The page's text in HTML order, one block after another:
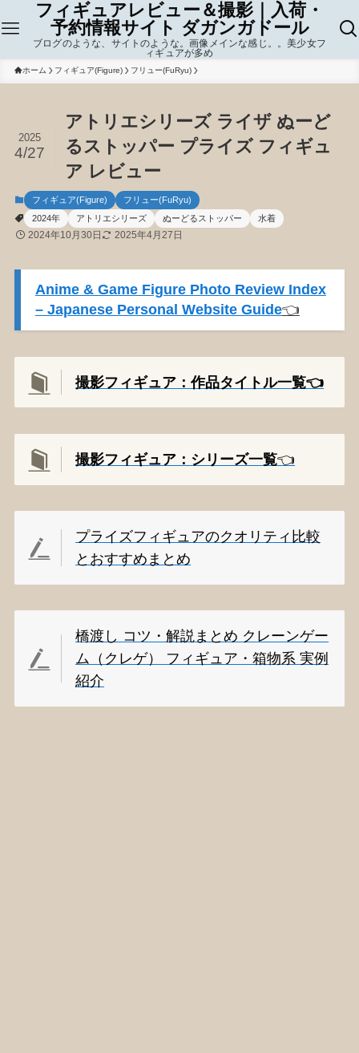
フィギュアレビュー＆撮影｜入荷・
予約情報サイト ダガンガドール
ブログのような、サイトのような。画像メインな感じ。。美少女フ
ィギュアが多め
ホーム フィギュア(Figure) フリュー(FuRyu)
アトリエシリーズ ライザ ぬーど
るストッパー プライズ フィギュ
ア レビュー
2025
4/27
フィギュア(Figure)
フリュー(FuRyu)
2024年
アトリエシリーズ ぬーどるストッパー 水着
2024年10月30日 2025年4月27日
Anime & Game Figure Photo Review Index
– Japanese Personal Website Guide👈️
撮影フィギュア：作品タイトル一覧👈️
撮影フィギュア：シリーズ一覧👈️
プライズフィギュアのクオリティ比較
とおすすめまとめ
橋渡し コツ・解説まとめ クレーンゲー
ム（クレゲ） フィギュア・箱物系 実例
紹介